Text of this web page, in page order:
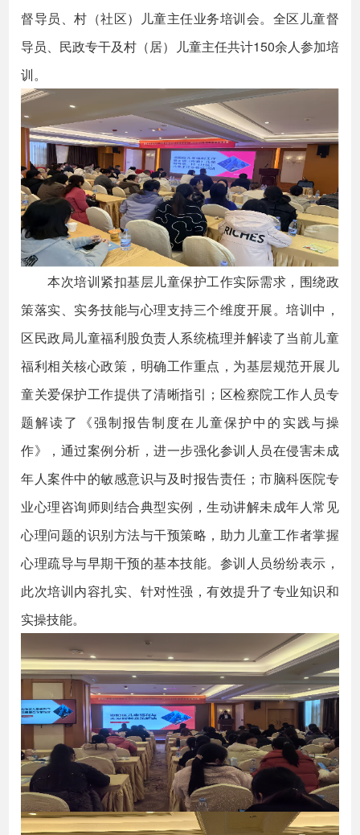
督导员、村（社区）儿童主任业务培训会。全区儿童督
导员、民政专干及村（居）儿童主任共计150余人参加培
训。
本次培训紧扣基层儿童保护工作实际需求，围绕政
策落实、实务技能与心理支持三个维度开展。培训中，
区民政局儿童福利股负责人系统梳理并解读了当前儿童
福利相关核心政策，明确工作重点，为基层规范开展儿
童关爱保护工作提供了清晰指引；区检察院工作人员专
题解读了《强制报告制度在儿童保护中的实践与操
作》，通过案例分析，进一步强化参训人员在侵害未成
年人案件中的敏感意识与及时报告责任；市脑科医院专
业心理咨询师则结合典型实例，生动讲解未成年人常见
心理问题的识别方法与干预策略，助力儿童工作者掌握
心理疏导与早期干预的基本技能。参训人员纷纷表示，
此次培训内容扎实、针对性强，有效提升了专业知识和
实操技能。